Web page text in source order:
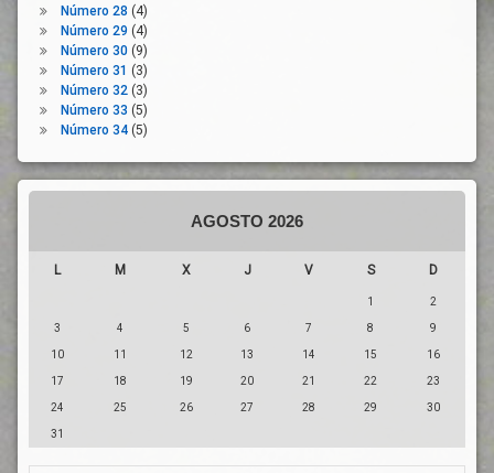
Temporalidad
Trabajadores
Trabajadores
Vulnerables
Trabajo
Europea
Recursos
Sanitarios
Repercusión
Económica
Riesgo
Riesgo
Riesgo
Laboral
Seguridad
Seguridad
Ambiental
Seguridad
En El
Trabajo
Número 28 (4)
Número 29 (4)
Número 30(9)
Número 31 (3)
Número 32(3)
Número 33 (5)
Número 34(5)
AGOSTO 2026
L M X J V S D
1 2
3 4 5 6 7 8 9
10 11 12 13 14 15 16
17 18 19 20 21 22 23
24 25 26 27 28 29 30
31